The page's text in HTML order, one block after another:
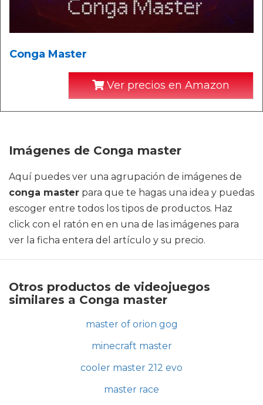
Conga Master
Ver precios en Amazon
Imágenes de Conga master
Aquí puedes ver una agrupación de imágenes de
conga master para que te hagas una idea y puedas
escoger entre todos los tipos de productos. Haz
click con el ratón en en una de las imágenes para
ver la ficha entera del artículo y su precio.
Otros productos de videojuegos
similares a Conga master
master of orion gog
minecraft master
cooler master 212 evo
master race